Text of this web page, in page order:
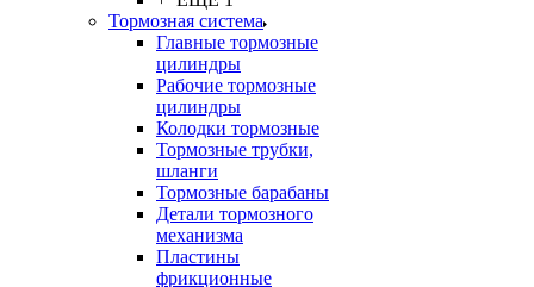
Тормозная система
Главные тормозные
цилиндры
Рабочие тормозные
цилиндры
Колодки тормозные
Тормозные трубки,
шланги
Тормозные барабаны
Детали тормозного
механизма
Пластины
фрикционные